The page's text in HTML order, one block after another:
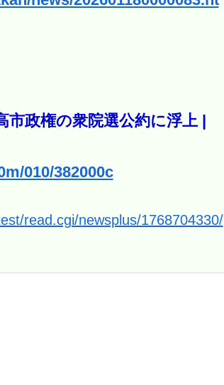
政権の衆院選公約に浮上 |
010/382000c
read.cgi/newsplus/1768704330/